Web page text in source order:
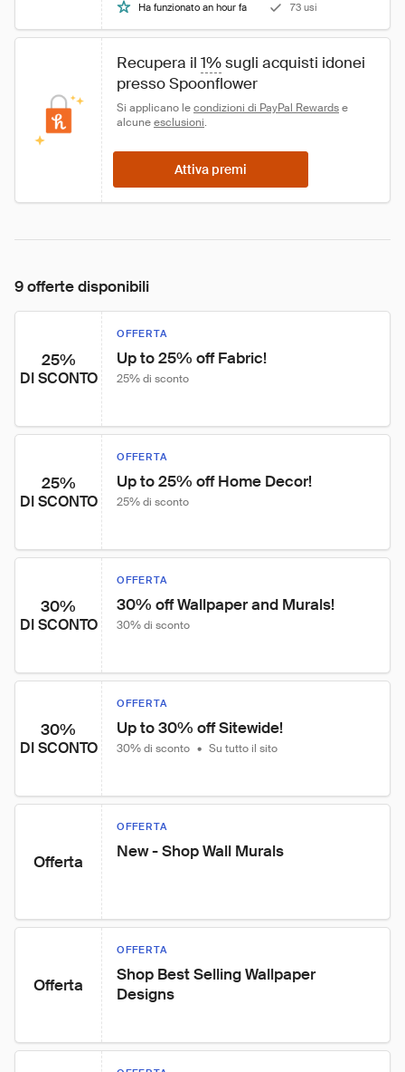
Ha funzionato an hour fa
73 usi
Recupera il 1% sugli acquisti idonei
presso Spoonflower
Si applicano le condizioni di PayPal Rewards e
alcune esclusioni.
Attiva premi
9 offerte disponibili
25%
DI SCONTO
OFFERTA
Up to 25% off Fabric!
25% di sconto
25%
DI SCONTO
OFFERTA
Up to 25% off Home Decor!
25% di sconto
30%
DI SCONTO
OFFERTA
30% off Wallpaper and Murals!
30% di sconto
30%
DI SCONTO
OFFERTA
Up to 30% off Sitewide!
30% di sconto • Su tutto il sito
Offerta
OFFERTA
New - Shop Wall Murals
Offerta
OFFERTA
Shop Best Selling Wallpaper
Designs